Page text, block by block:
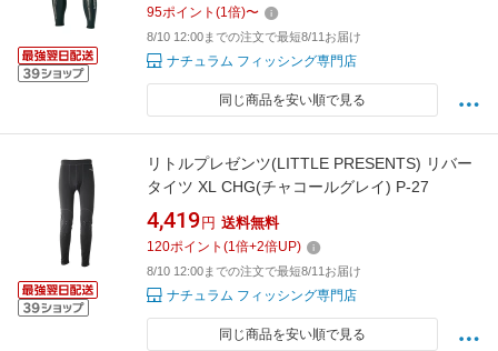
95ポイント (1倍)〜
8/10 12:00までの注文で最短8/11お届け
ナチュラム フィッシング専門店
同じ商品を安い順で見る
リトルプレゼンツ(LITTLE PRESENTS) リバー
タイツ XL CHG(チャコールグレイ) P-27
4,419 円 送料無料
120ポイント (1倍+2倍UP)
8/10 12:00までの注文で最短8/11お届け
ナチュラム フィッシング専門店
同じ商品を安い順で見る